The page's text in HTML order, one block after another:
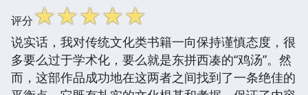
评分☆☆☆☆☆
说实话，我对传统文化类书籍一向保持谨慎态度，很
多要么过于学术化，要么就是东拼西凑的“鸡汤”。然
而，这部作品成功地在这两者之间找到了一条绝佳的